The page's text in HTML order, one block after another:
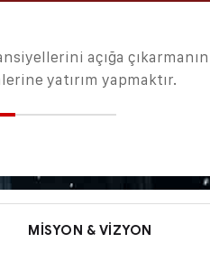
açığa
yatırım yapmaktır.
MISYON & VIZYON